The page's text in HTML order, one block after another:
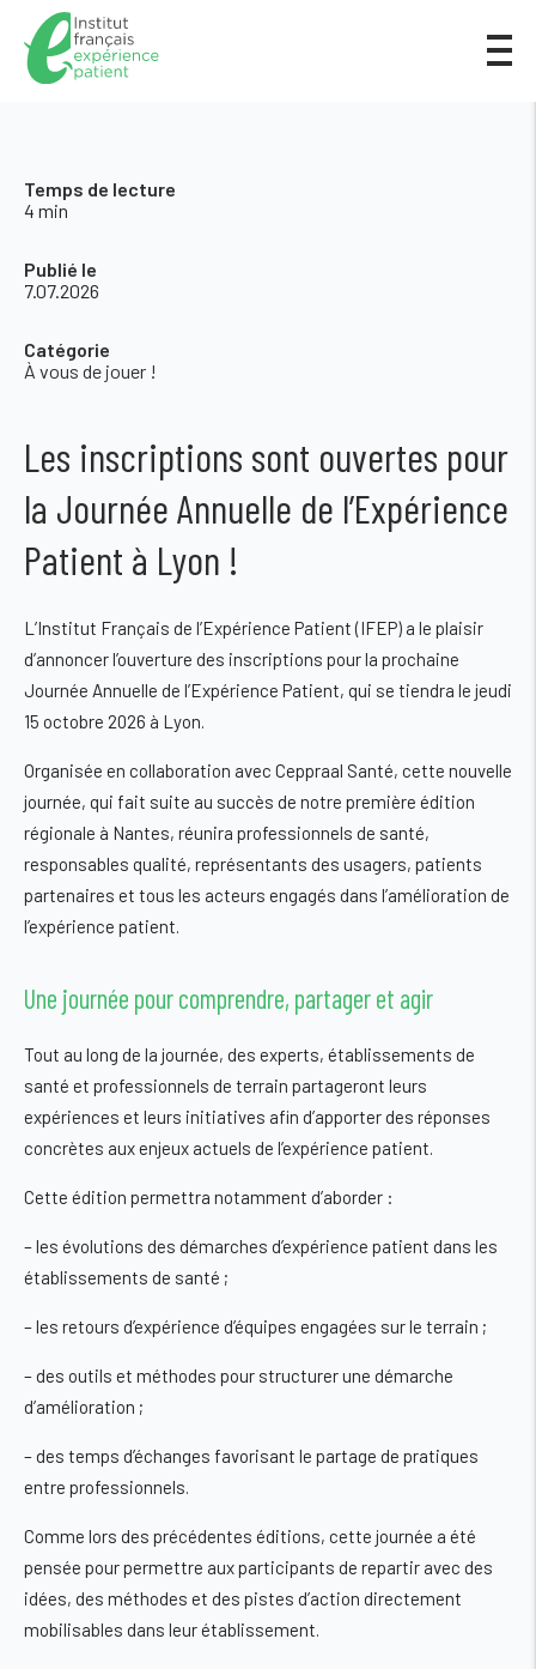
Temps de lecture
4 min
Publié le
7.07.2026
Catégorie
À vous de jouer !
Les inscriptions sont ouvertes pour
la Journée Annuelle de l’Expérience
Patient à Lyon !
L’Institut Français de l’Expérience Patient (IFEP) a le plaisir
d’annoncer l’ouverture des inscriptions pour la prochaine
Journée Annuelle de l’Expérience Patient, qui se tiendra le jeudi
15 octobre 2026 à Lyon.
Organisée en collaboration avec Ceppraal Santé, cette nouvelle
journée, qui fait suite au succès de notre première édition
régionale à Nantes, réunira professionnels de santé,
responsables qualité, représentants des usagers, patients
partenaires et tous les acteurs engagés dans l’amélioration de
l’expérience patient.
Une journée pour comprendre, partager et agir
Tout au long de la journée, des experts, établissements de
santé et professionnels de terrain partageront leurs
expériences et leurs initiatives afin d’apporter des réponses
concrètes aux enjeux actuels de l’expérience patient.
Cette édition permettra notamment d’aborder :
– les évolutions des démarches d’expérience patient dans les
établissements de santé ;
– les retours d’expérience d’équipes engagées sur le terrain ;
– des outils et méthodes pour structurer une démarche
d’amélioration ;
– des temps d’échanges favorisant le partage de pratiques
entre professionnels.
Comme lors des précédentes éditions, cette journée a été
pensée pour permettre aux participants de repartir avec des
idées, des méthodes et des pistes d’action directement
mobilisables dans leur établissement.